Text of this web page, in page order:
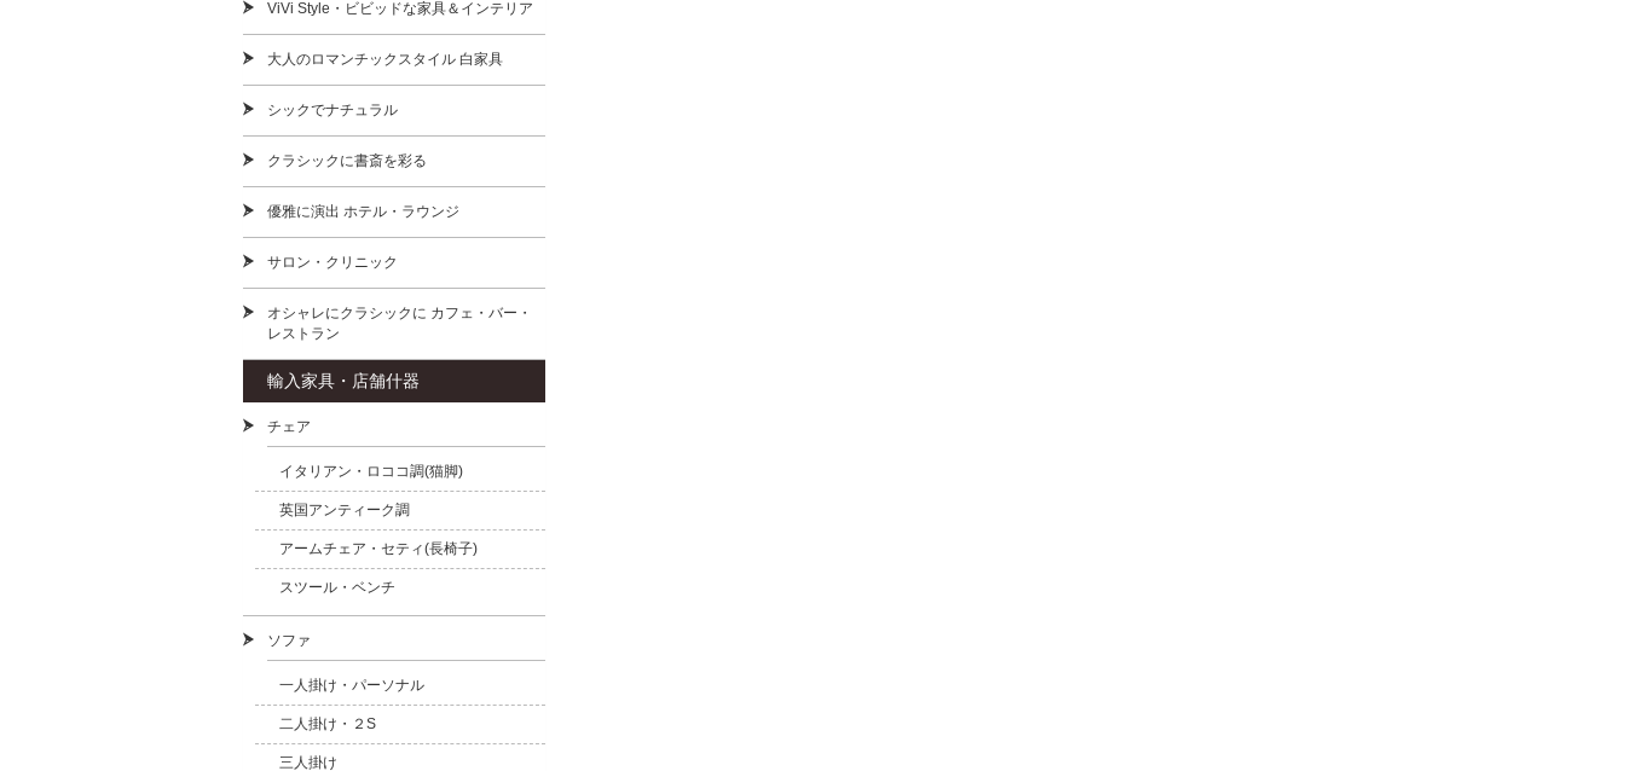
ViVi Style・ビビッドな家具＆インテリア
大人のロマンチックスタイル 白家具
シックでナチュラル
クラシックに書斎を彩る
優雅に演出 ホテル・ラウンジ
サロン・クリニック
オシャレにクラシックに カフェ・バー・
レストラン
輸入家具・店舗什器
チェア
イタリアン・ロココ調(猫脚)
英国アンティーク調
アームチェア・セティ(長椅子)
スツール・ベンチ
ソファ
一人掛け・パーソナル
二人掛け・２S
三人掛け